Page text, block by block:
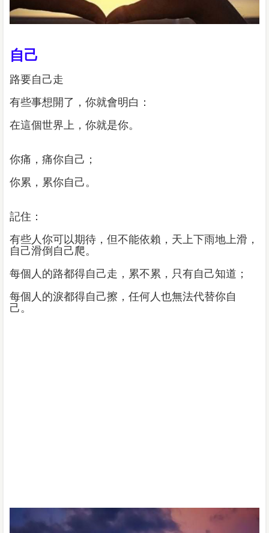
自己
路要自己走
有些事想開了，你就會明白：
在這個世界上，你就是你。
你痛，痛你自己；
你累，累你自己。
記住：
有些人你可以期待，但不能依賴，天上下雨地上滑，
自己滑倒自己爬。
每個人的路都得自己走，累不累，只有自己知道；
每個人的淚都得自己擦，任何人也無法代替你自
己。